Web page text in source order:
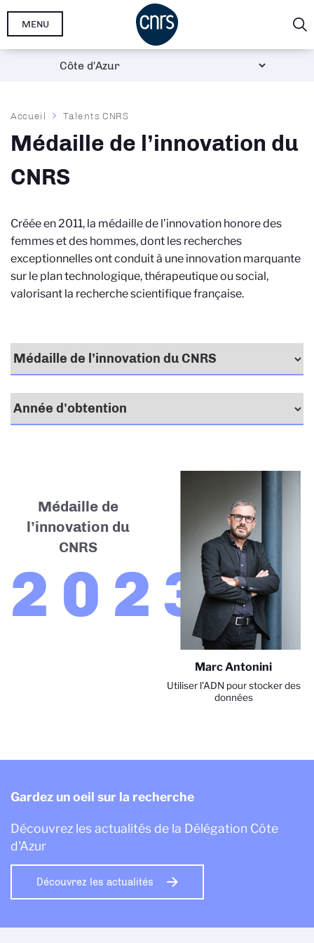
Aller
MENU
Fil
d'Ariane
Accueil Talents CNRS
Médaille de l’innovation du
CNRS
Créée en 2011, la médaille de l’innovation honore des
femmes et des hommes, dont les recherches
exceptionnelles ont conduit à une innovation marquante
sur le plan technologique, thérapeutique ou social,
valorisant la recherche scientifique française.
Médaille de
l’innovation du
CNRS
2023
Marc Antonini
Utiliser l’ADN pour stocker des
données
Gardez un oeil sur la recherche
Découvrez les actualités de la Délégation Côte
d'Azur
Découvrez les actualités